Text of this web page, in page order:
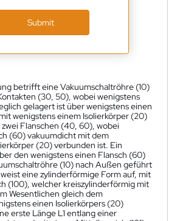
Submit
betrifft eine Vakuumschaltröhre (10)
(30, 50), wobei wenigstens
gelagert ist über wenigstens einen
wenigstens einem Isolierkörper (20)
Flanschen (40, 60), wobei
(60) vakuumdicht mit dem
(20) verbunden ist. Ein
den wenigstens einen Flansch (60)
(10) nach Außen geführt
eine zylinderförmige Form auf, mit
(100), welcher kreiszylinderförmig mit
Wesentlichen gleich dem
einen Isolierkörpers (20)
erste Länge L1 entlang einer